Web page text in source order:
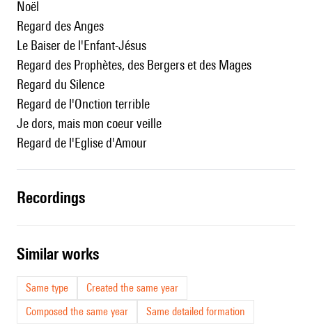
Noël
Regard des Anges
Le Baiser de l'Enfant-Jésus
Regard des Prophètes, des Bergers et des Mages
Regard du Silence
Regard de l'Onction terrible
Je dors, mais mon coeur veille
Regard de l'Eglise d'Amour
recordings
similar works
Same type
Created the same year
Composed the same year
Same detailed formation